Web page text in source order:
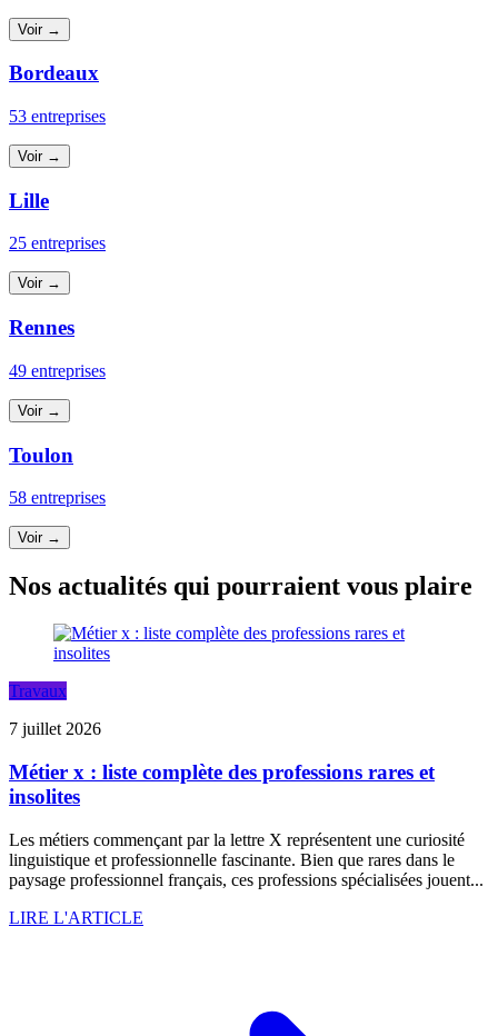
Voir →
Bordeaux
53 entreprises
Voir →
Lille
25 entreprises
Voir →
Rennes
49 entreprises
Voir →
Toulon
58 entreprises
Voir →
Nos actualités qui pourraient vous plaire
Travaux
7 juillet 2026
Métier x : liste complète des professions rares et
insolites
Les métiers commençant par la lettre X représentent une curiosité
linguistique et professionnelle fascinante. Bien que rares dans le
paysage professionnel français, ces professions spécialisées jouent...
LIRE L'ARTICLE